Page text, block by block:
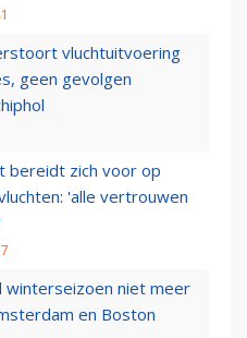
vluchtuitvoering
geen gevolgen
bereidt zich voor op
'alle vertrouwen
winterseizoen niet meer
en Boston